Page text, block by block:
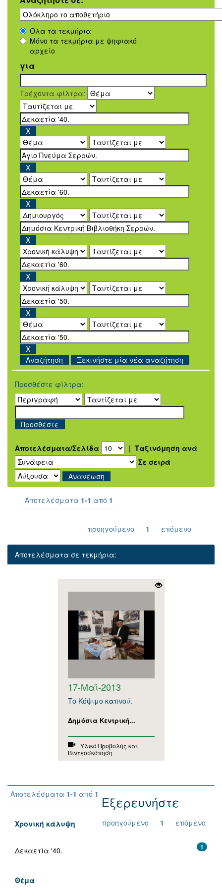
Όλα τα τεκμήρια
Μόνο τα τεκμήρια με ψηφιακό
αρχείο
για
Τρέχοντα φίλτρα:
Ξεκινήστε μία νέα αναζήτηση
Προσθέστε φίλτρα:
Αποτελέσματα/Σελίδα | Ταξινόμηση ανά
Σε σειρά
Αποτελέσματα 1-1 από 1
προηγούμενο 1 επόμενο
Αποτελέσματα σε τεκμήρια:
17-Μαΐ-2013
Το Κόψιμο καπνού.
Δημόσια Κεντρική...
Υλικό Προβολής και
Βιντεοσκόπηση
Αποτελέσματα 1-1 από 1
προηγούμενο 1 επόμενο
Εξερευνήστε
Χρονική κάλυψη
1
Δεκαετία '40.
Θέμα